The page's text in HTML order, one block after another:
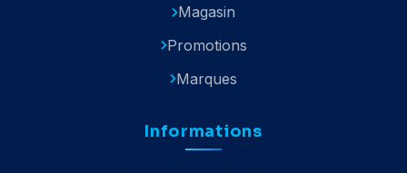
Magasin
Promotions
Marques
Informations